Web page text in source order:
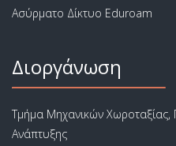
Ασύρματο Δίκτυο Eduroam
Διοργάνωση
Τμήμα Μηχανικών Χωροταξίας,
Ανάπτυξης